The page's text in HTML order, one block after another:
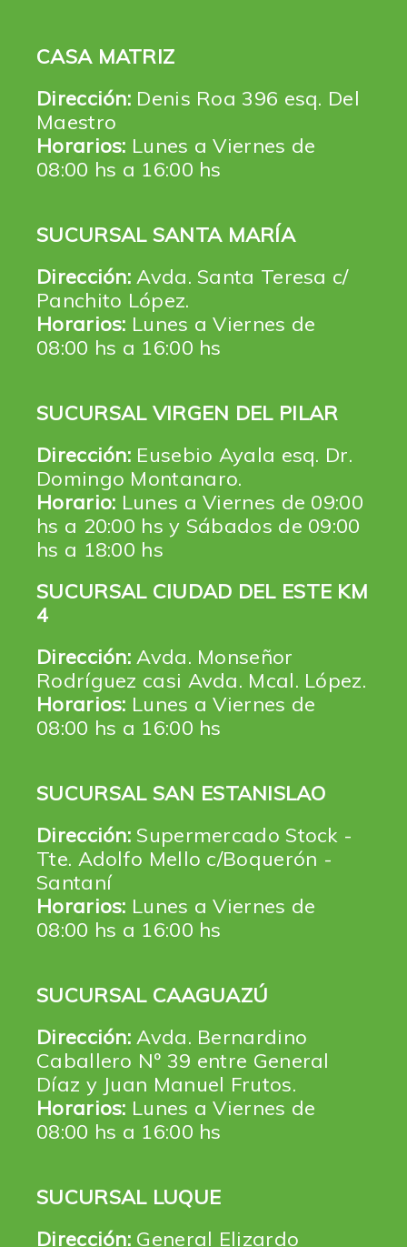
CASA MATRIZ
Dirección: Denis Roa 396 esq. Del
Maestro
Horarios: Lunes a Viernes de
08:00 hs a 16:00 hs
SUCURSAL SANTA MARÍA
Dirección: Avda. Santa Teresa c/
Panchito López.
Horarios: Lunes a Viernes de
08:00 hs a 16:00 hs
SUCURSAL VIRGEN DEL PILAR
Dirección: Eusebio Ayala esq. Dr.
Domingo Montanaro.
Horario: Lunes a Viernes de 09:00
hs a 20:00 hs y Sábados de 09:00
hs a 18:00 hs
SUCURSAL CIUDAD DEL ESTE KM
4
Dirección: Avda. Monseñor
Rodríguez casi Avda. Mcal. López.
Horarios: Lunes a Viernes de
08:00 hs a 16:00 hs
SUCURSAL SAN ESTANISLAO
Dirección: Supermercado Stock -
Tte. Adolfo Mello c/Boquerón -
Santaní
Horarios: Lunes a Viernes de
08:00 hs a 16:00 hs
SUCURSAL CAAGUAZÚ
Dirección: Avda. Bernardino
Caballero Nº 39 entre General
Díaz y Juan Manuel Frutos.
Horarios: Lunes a Viernes de
08:00 hs a 16:00 hs
SUCURSAL LUQUE
Dirección: General Elizardo